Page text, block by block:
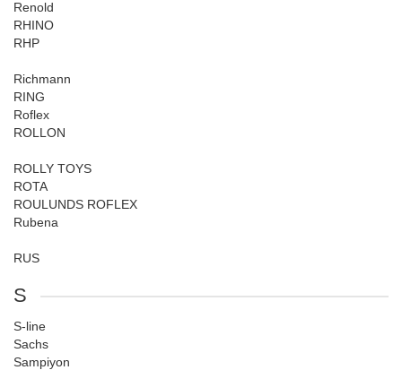
Renold
RHINO
RHP
Richmann
RING
Roflex
ROLLON
ROLLY TOYS
ROTA
ROULUNDS ROFLEX
Rubena
RUS
S
S-line
Sachs
Sampiyon